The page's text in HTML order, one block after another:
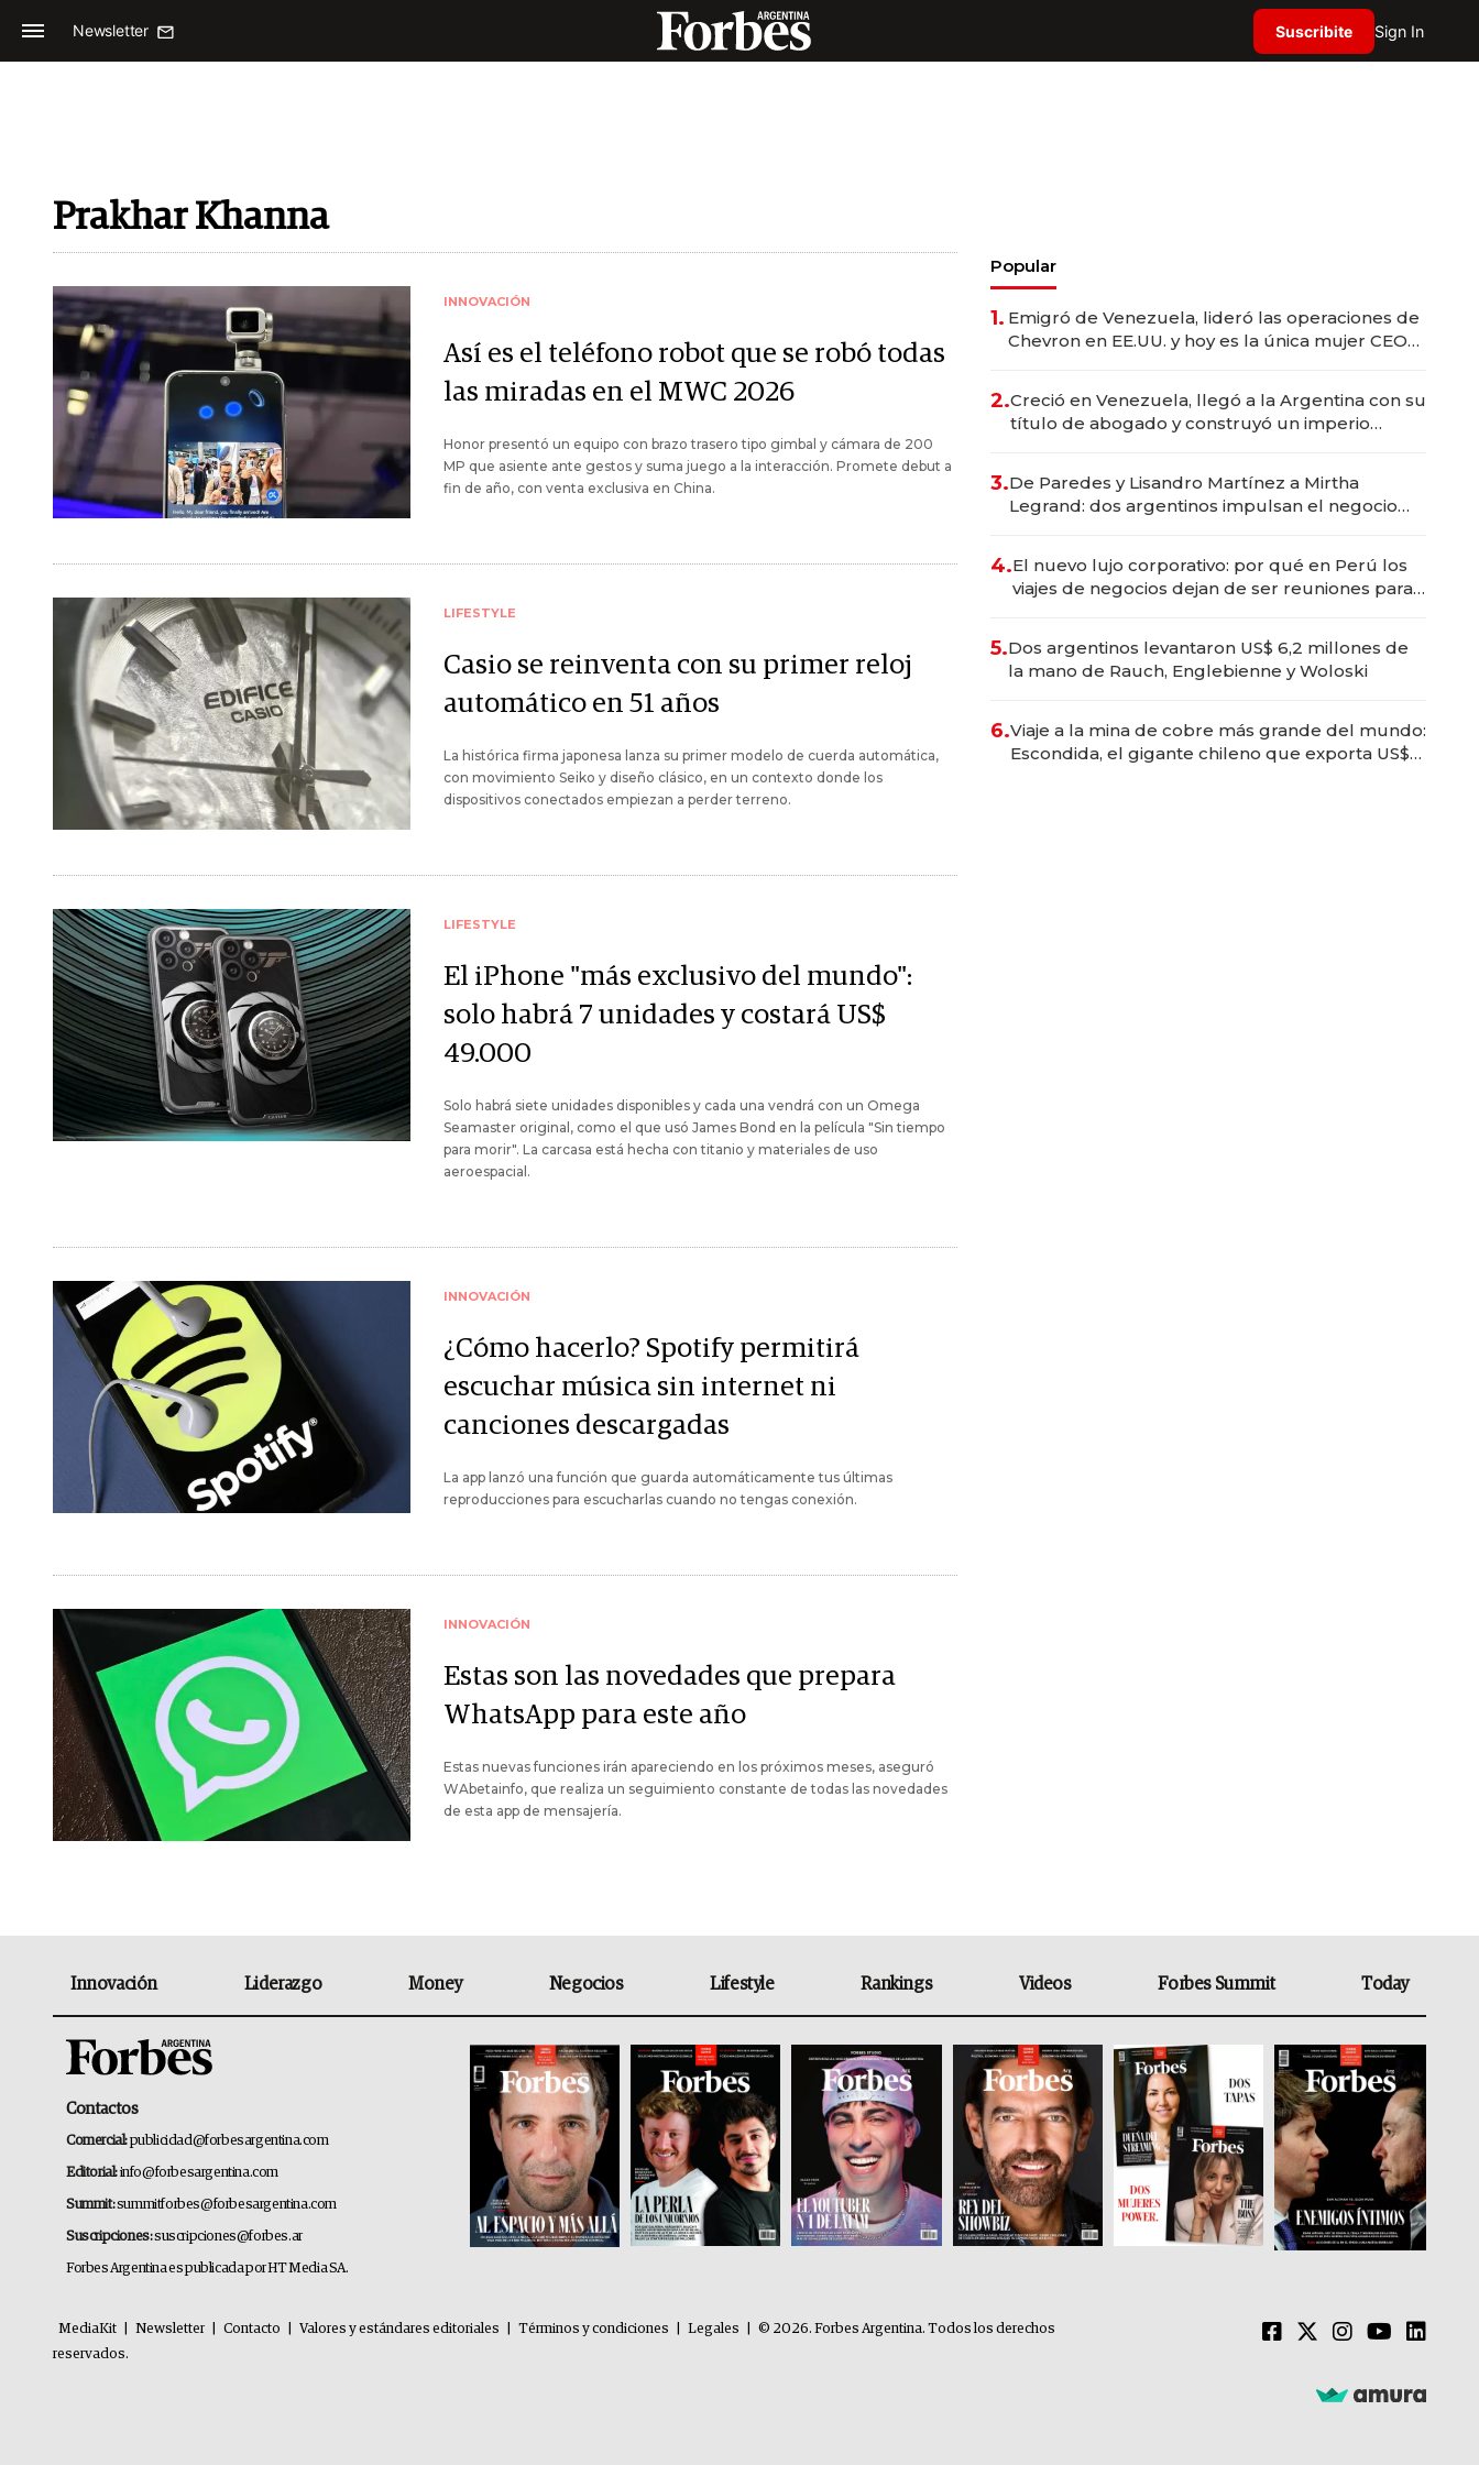
Newsletter Suscribite Sign In
Prakhar Khanna
INNOVACIÓN
Así es el teléfono robot que se robó todas
las miradas en el MWC 2026
Honor presentó un equipo con brazo trasero tipo gimbal y cámara de 200
MP que asiente ante gestos y suma juego a la interacción. Promete debut a
fin de año, con venta exclusiva en China.
LIFESTYLE
Casio se reinventa con su primer reloj
automático en 51 años
La histórica firma japonesa lanza su primer modelo de cuerda automática,
con movimiento Seiko y diseño clásico, en un contexto donde los
dispositivos conectados empiezan a perder terreno.
LIFESTYLE
El iPhone "más exclusivo del mundo":
solo habrá 7 unidades y costará US$
49.000
Solo habrá siete unidades disponibles y cada una vendrá con un Omega
Seamaster original, como el que usó James Bond en la película "Sin tiempo
para morir". La carcasa está hecha con titanio y materiales de uso
aeroespacial.
INNOVACIÓN
¿Cómo hacerlo? Spotify permitirá
escuchar música sin internet ni
canciones descargadas
La app lanzó una función que guarda automáticamente tus últimas
reproducciones para escucharlas cuando no tengas conexión.
INNOVACIÓN
Estas son las novedades que prepara
WhatsApp para este año
Estas nuevas funciones irán apareciendo en los próximos meses, aseguró
WAbetainfo, que realiza un seguimiento constante de todas las novedades
de esta app de mensajería.
Popular
1. Emigró de Venezuela, lideró las operaciones de
Chevron en EE.UU. y hoy es la única mujer CEO
2.Creció en Venezuela, llegó a la Argentina con su
título de abogado y construyó un imperio
3.De Paredes y Lisandro Martínez a Mirtha
Legrand: dos argentinos impulsan el negocio
4.El nuevo lujo corporativo: por qué en Perú los
viajes de negocios dejan de ser reuniones para
5.Dos argentinos levantaron US$ 6,2 millones de
la mano de Rauch, Englebienne y Woloski
6.Viaje a la mina de cobre más grande del mundo:
Escondida, el gigante chileno que exporta US$
Innovación Liderazgo Money Negocios Lifestyle Rankings Videos Forbes Summit Today
Contactos
Comercial:publicidad@forbesargentina.com
Editorial:info@forbesargentina.com
Summit:summitforbes@forbesargentina.com
Suscripciones:suscripciones@forbes.ar
Forbes Argentina es publicada por HT Media SA.
MediaKit Newsletter Contacto Valores y estándares editoriales Términos y condiciones Legales
© 2026. Forbes Argentina. Todos los derechos
reservados.